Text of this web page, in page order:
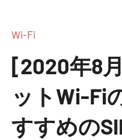
Wi-Fi
[2020年8
ットWi-Fi
すすめの